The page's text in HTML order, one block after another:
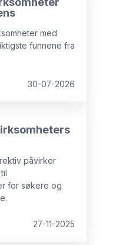
med
funnene fra
30-07-2026
påvirker
for søkere og
27-11-2025